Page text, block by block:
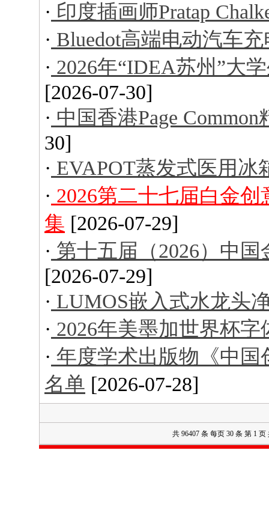
· 印度插画师Pratap
· Bluedot高端电动汽车
· 2026年“IDEA苏州”大
[2026-07-30]
· 中国香港Page
30]
· EVAPOT蒸发式医用冰
· 2026第二十七届白金
集 [2026-07-29]
· 第十五届（2026）中
[2026-07-29]
· LUMOS嵌入式水龙头
· 2026年美墨加世界杯字
· 年度学术出版物《中国
名单 [2026-07-28]
共 96407 条 每页 30 条 第 1